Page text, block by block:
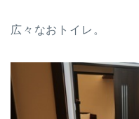
広々なおトイレ。